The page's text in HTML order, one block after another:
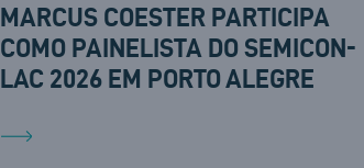
MARCUS COESTER PARTICIPA
COMO PAINELISTA DO SEMICON-
LAC 2026 EM PORTO ALEGRE